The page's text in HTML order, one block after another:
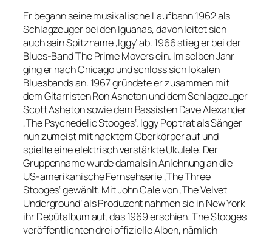
Er begann seine musikalische Laufbahn 1962 als
Schlagzeuger bei den Iguanas, davon leitet sich
auch sein Spitzname ‚Iggy‘ ab. 1966 stieg er bei der
Blues-Band The Prime Movers ein. Im selben Jahr
ging er nach Chicago und schloss sich lokalen
Bluesbands an. 1967 gründete er zusammen mit
dem Gitarristen Ron Asheton und dem Schlagzeuger
Scott Asheton sowie dem Bassisten Dave Alexander
‚The Psychedelic Stooges‘. Iggy Pop trat als Sänger
nun zumeist mit nacktem Oberkörper auf und
spielte eine elektrisch verstärkte Ukulele. Der
Gruppenname wurde damals in Anlehnung an die
US-amerikanische Fernsehserie ‚The Three
Stooges‘ gewählt. Mit John Cale von ‚The Velvet
Underground‘ als Produzent nahmen sie in New York
ihr Debütalbum auf, das 1969 erschien. The Stooges
veröffentlichten drei offizielle Alben, nämlich